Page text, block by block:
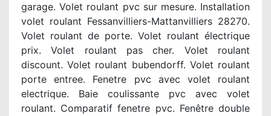
garage. Volet roulant pvc sur mesure. Installation
volet roulant Fessanvilliers-Mattanvilliers 28270.
Volet roulant de porte. Volet roulant électrique
prix. Volet roulant pas cher. Volet roulant
discount. Volet roulant bubendorff. Volet roulant
porte entree. Fenetre pvc avec volet roulant
electrique. Baie coulissante pvc avec volet
roulant. Comparatif fenetre pvc. Fenêtre double